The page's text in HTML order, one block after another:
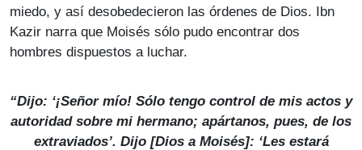
miedo, y así desobedecieron las órdenes de Dios. Ibn
Kazir narra que Moisés sólo pudo encontrar dos
hombres dispuestos a luchar.
“Dijo: ‘¡Señor mío! Sólo tengo control de mis actos y
autoridad sobre mi hermano; apártanos, pues, de los
extraviados’. Dijo [Dios a Moisés]: ‘Les estará